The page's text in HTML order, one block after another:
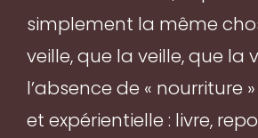
simplement la même
veille, que la veille, que la
l’absence de « nourriture
et expérientielle : livre,